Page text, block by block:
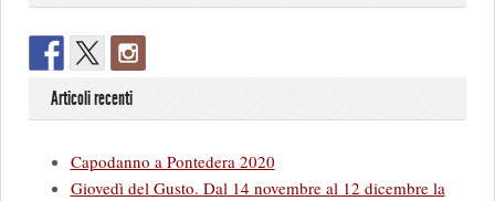
Articoli recenti
Capodanno a Pontedera 2020
Giovedì del Gusto. Dal 14 novembre al 12 dicembre la